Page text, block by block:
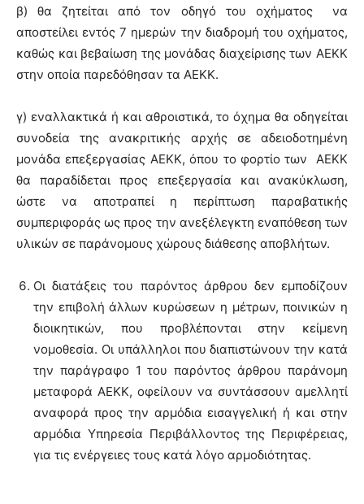
β) θα ζητείται από τον οδηγό του οχήματος να
αποστείλει εντός 7 ημερών την διαδρομή του οχήματος,
καθώς και βεβαίωση της μονάδας διαχείρισης των ΑΕΚΚ
στην οποία παρεδόθησαν τα ΑΕΚΚ.
γ) εναλλακτικά ή και αθροιστικά, το όχημα θα οδηγείται
συνοδεία της ανακριτικής αρχής σε αδειοδοτημένη
μονάδα επεξεργασίας ΑΕΚΚ, όπου το φορτίο των ΑΕΚΚ
θα παραδίδεται προς επεξεργασία και ανακύκλωση,
ώστε να αποτραπεί η περίπτωση παραβατικής
συμπεριφοράς ως προς την ανεξέλεγκτη εναπόθεση των
υλικών σε παράνομους χώρους διάθεσης αποβλήτων.
Οι διατάξεις του παρόντος άρθρου δεν εμποδίζουν
την επιβολή άλλων κυρώσεων η μέτρων, ποινικών η
διοικητικών, που προβλέπονται στην κείμενη
νομοθεσία. Οι υπάλληλοι που διαπιστώνουν την κατά
την παράγραφο 1 του παρόντος άρθρου παράνομη
μεταφορά ΑΕΚΚ, οφείλουν να συντάσσουν αμελλητί
αναφορά προς την αρμόδια εισαγγελική ή και στην
αρμόδια Υπηρεσία Περιβάλλοντος της Περιφέρειας,
για τις ενέργειες τους κατά λόγο αρμοδιότητας.